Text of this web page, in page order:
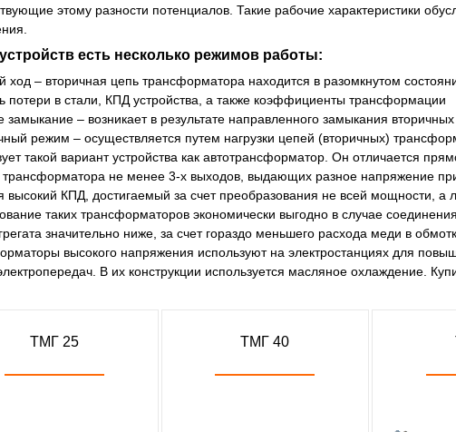
этому разности потенциалов. Такие рабочие характеристики
есть несколько режимов работы:
ход – вторичная цепь трансформатора находится в разомкнутом
потери в стали, КПД устройства, а также коэффициенты трансформации
замыкание – возникает в результате направленного замыкания
режим – осуществляется путем нагрузки цепей (вторичных)
такой вариант устройства как автотрансформатор. Он отличается
трансформатора не менее 3-х выходов, выдающих разное напряжение
высокий КПД, достигаемый за счет преобразования не всей мощности, а
таких трансформаторов экономически выгодно в случае
значительно ниже, за счет гораздо меньшего расхода меди в
высокого напряжения используют на электростанциях для
В их конструкции используется масляное охлаждение.
ТМГ 25 ТМГ 40